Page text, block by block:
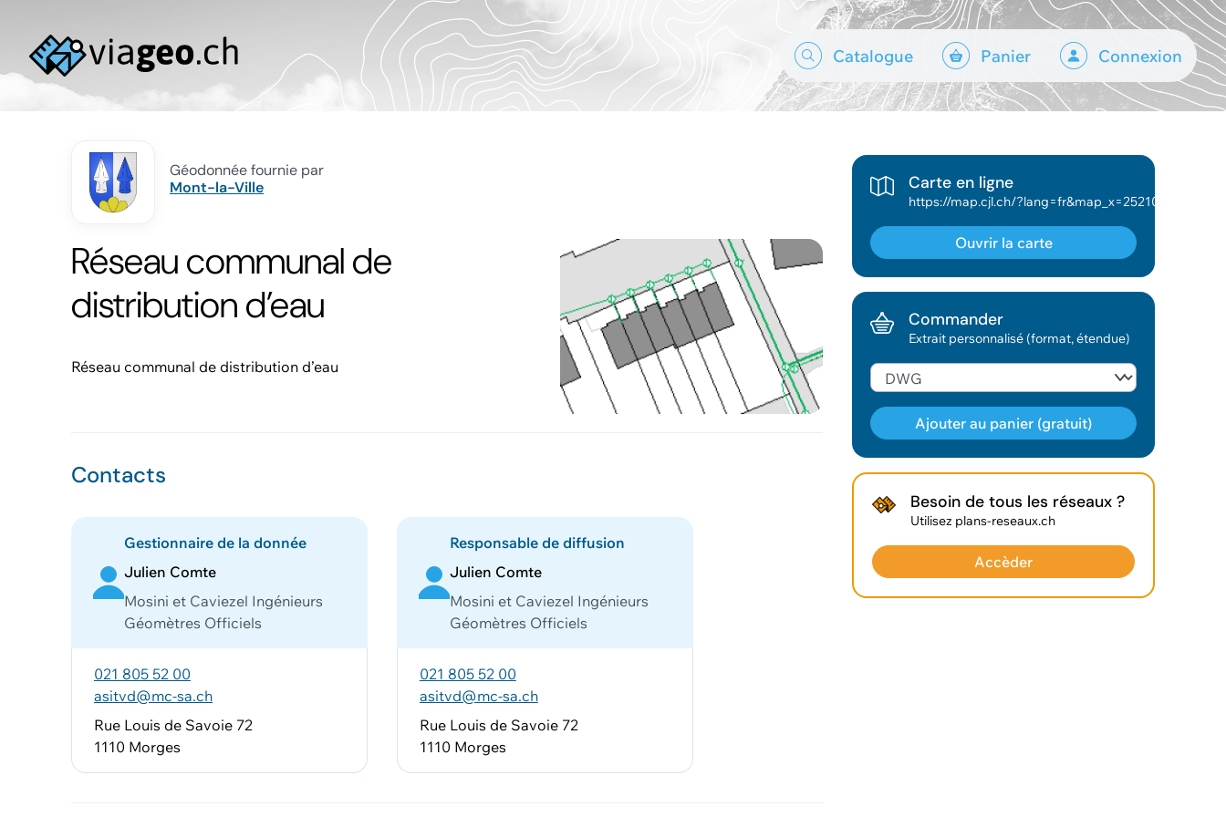
Catalogue Panier Connexion
Géodonnée fournie par
Mont-la-Ville
Réseau communal de
distribution d’eau
Réseau communal de distribution d’eau
Contacts
Gestionnaire de la donnée
Julien Comte
Mosini et Caviezel Ingénieurs
Géomètres Officiels
021 805 52 00
asitvd@mc-sa.ch
Rue Louis de Savoie 72
1110 Morges
Responsable de diffusion
Julien Comte
Mosini et Caviezel Ingénieurs
Géomètres Officiels
021 805 52 00
asitvd@mc-sa.ch
Rue Louis de Savoie 72
1110 Morges
Carte en ligne
Ouvrir la carte
Commander
Extrait personnalisé (format, étendue)
Ajouter au panier (gratuit)
Géodonnée ajoutée au panier !
Voir le panier
Besoin de tous les réseaux ?
Utilisez plans-reseaux.ch
Accèder